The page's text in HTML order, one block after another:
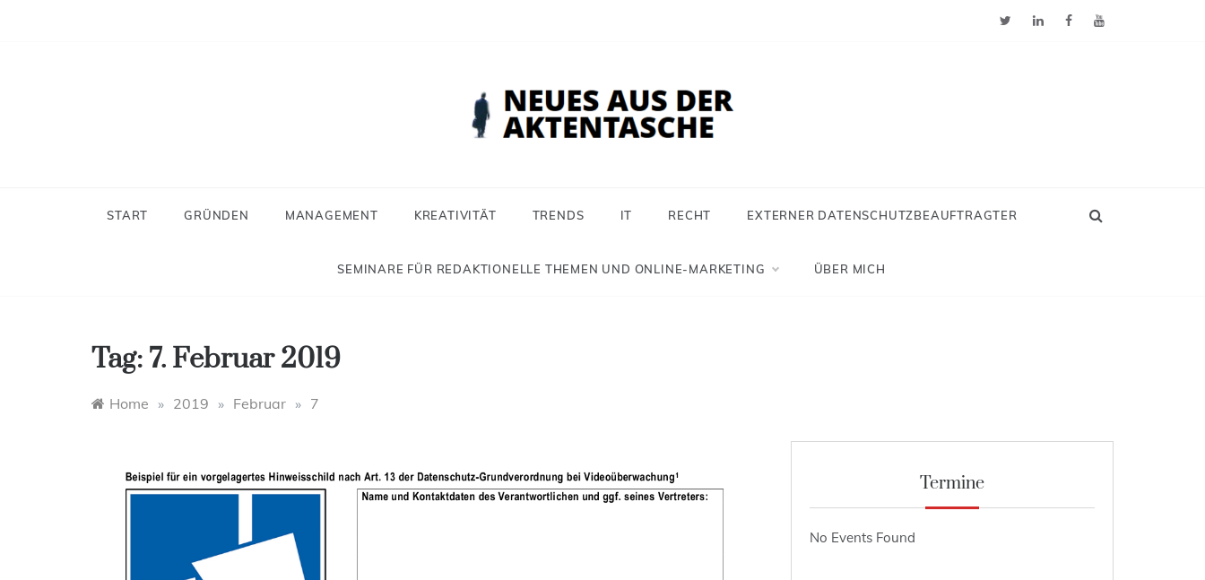
START GRÜNDEN MANAGEMENT KREATIVITÄT TRENDS IT RECHT EXTERNER DATENSCHUTZBEAUFTRAGTER
SEMINARE FÜR REDAKTIONELLE THEMEN UND ONLINE-MARKETING ÜBER MICH
Tag: 7. Februar 2019
Home » 2019 » Februar » 7
Termine
No Events Found